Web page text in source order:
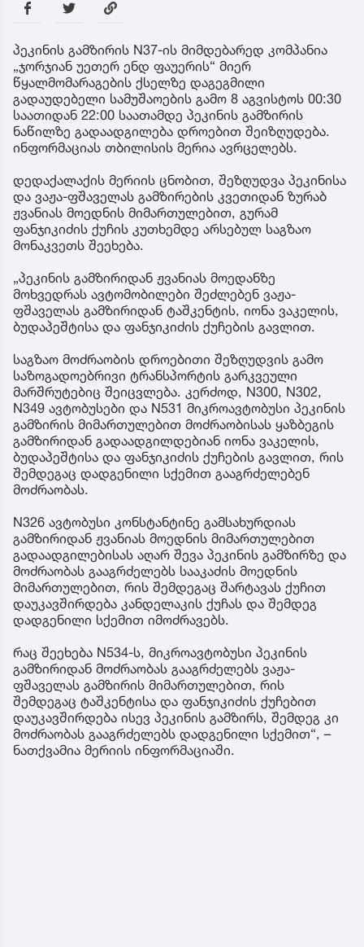
პეკინის გამზირის N37-ის მიმდებარედ კომპანია
„ჯორჯიან უეთერ ენდ ფაუერის“ მიერ
წყალმომარაგების ქსელზე დაგეგმილი
გადაუდებელი სამუშაოების გამო 8 აგვისტოს 00:30
საათიდან 22:00 საათამდე პეკინის გამზირის
ნაწილზე გადაადგილება დროებით შეიზღუდება.
ინფორმაციას თბილისის მერია ავრცელებს.
დედაქალაქის მერიის ცნობით, შეზღუდვა პეკინისა
და ვაჟა-ფშაველას გამზირების კვეთიდან ზურაბ
ჟვანიას მოედნის მიმართულებით, გურამ
ფანჯიკიძის ქუჩის კუთხემდე არსებულ საგზაო
მონაკვეთს შეეხება.
„პეკინის გამზირიდან ჟვანიას მოედანზე
მოხვედრას ავტომობილები შეძლებენ ვაჟა-
ფშაველას გამზირიდან ტაშკენტის, იონა ვაკელის,
ბუდაპეშტისა და ფანჯიკიძის ქუჩების გავლით.
საგზაო მოძრაობის დროებითი შეზღუდვის გამო
საზოგადოებრივი ტრანსპორტის გარკვეული
მარშრუტებიც შეიცვლება. კერძოდ, N300, N302,
N349 ავტობუსები და N531 მიკროავტობუსი პეკინის
გამზირის მიმართულებით მოძრაობისას ყაზბეგის
გამზირიდან გადაადგილდებიან იონა ვაკელის,
ბუდაპეშტისა და ფანჯიკიძის ქუჩების გავლით, რის
შემდეგაც დადგენილი სქემით გააგრძელებენ
მოძრაობას.
N326 ავტობუსი კონსტანტინე გამსახურდიას
გამზირიდან ჟვანიას მოედნის მიმართულებით
გადაადგილებისას აღარ შევა პეკინის გამზირზე და
მოძრაობას გააგრძელებს სააკაძის მოედნის
მიმართულებით, რის შემდეგაც შარტავას ქუჩით
დაუკავშირდება კანდელაკის ქუჩას და შემდეგ
დადგენილი სქემით იმოძრავებს.
რაც შეეხება N534-ს, მიკროავტობუსი პეკინის
გამზირიდან მოძრაობას გააგრძელებს ვაჟა-
ფშაველას გამზირის მიმართულებით, რის
შემდეგაც ტაშკენტისა და ფანჯიკიძის ქუჩებით
დაუკავშირდება ისევ პეკინის გამზირს, შემდეგ კი
მოძრაობას გააგრძელებს დადგენილი სქემით“, –
ნათქვამია მერიის ინფორმაციაში.